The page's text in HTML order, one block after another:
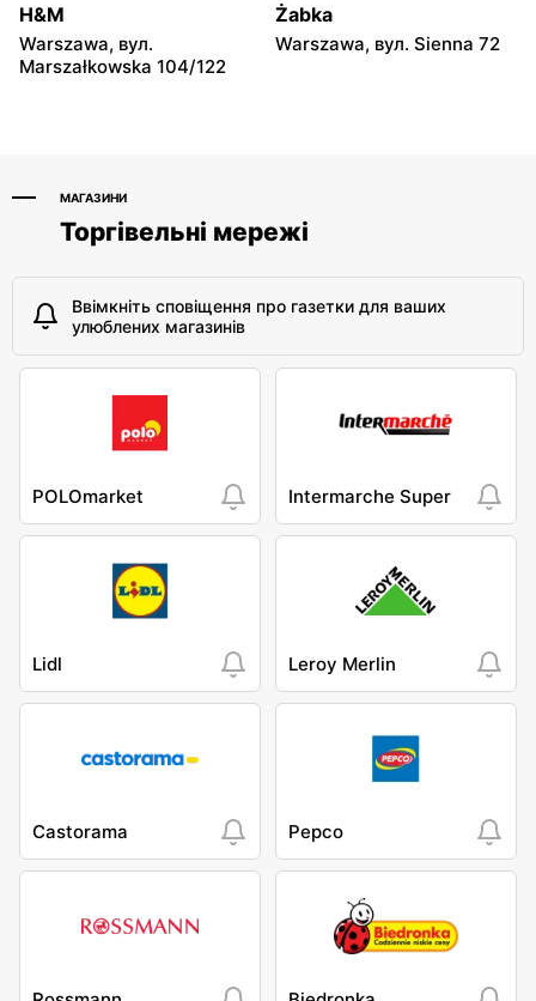
moje sklepy
Niebylec, вул. Niebylec 139
moje sklepy
Opole, вул. Grudzicka 45
H&M
Warszawa, вул.
Marszałkowska 104/122
Żabka
Warszawa, вул. Sienna 72
МАГАЗИНИ
Торгівельні мережі
Ввімкніть сповіщення про газетки для ваших
улюблених магазинів
POLOmarket Intermarche Super
Lidl Leroy Merlin
Castorama Pepco